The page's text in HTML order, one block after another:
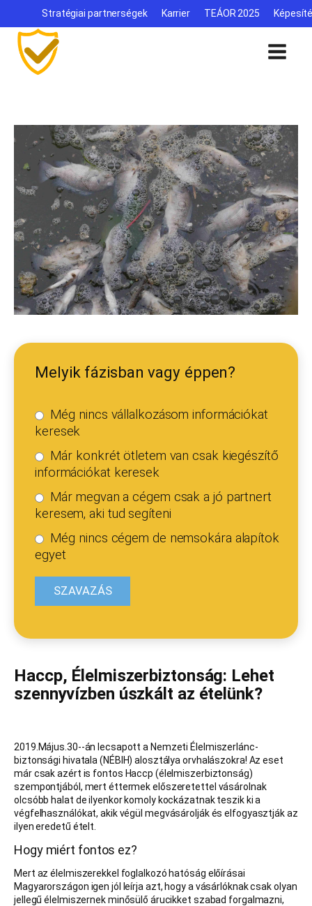
Stratégiai partnerségek Karrier TEÁOR 2025
Melyik fázisban vagy éppen?
Még nincs vállalkozásom információkat
keresek
Már konkrét ötletem van csak kiegészítő
információkat keresek
Már megvan a cégem csak a jó partnert
keresem, aki tud segíteni
Még nincs cégem de nemsokára alapítok
egyet
Haccp, Élelmiszerbiztonság: Lehet
szennyvízben úszkált az ételünk?
2019.Május.30--án lecsapott a Nemzeti Élelmiszerlánc-
biztonsági hivatala (NÉBIH) alosztálya orvhalászokra! Az eset
már csak azért is fontos Haccp (élelmiszerbiztonság)
szempontjából, mert éttermek előszeretettel vásárolnak
olcsóbb halat de ilyenkor komoly kockázatnak teszik ki a
végfelhasználókat, akik végül megvásárolják és elfogyasztják az
ilyen eredetű ételt.
Hogy miért fontos ez?
Mert az élelmiszerekkel foglalkozó hatóság előírásai
Magyarországon igen jól leírja azt, hogy a vásárlóknak csak olyan
jellegű élelmiszernek minősülő árucikket szabad forgalmazni,